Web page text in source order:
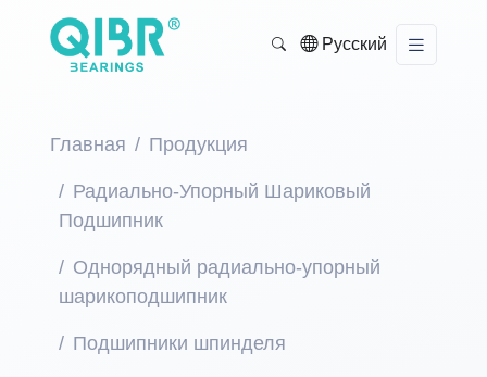
Русский
Главная Продукция
Радиально-Упорный Шариковый
Подшипник
Однорядный радиально-упорный
шарикоподшипник
Подшипники шпинделя